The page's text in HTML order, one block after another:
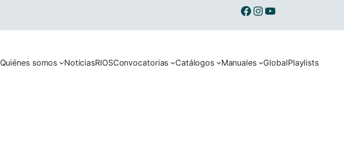
Quiénes somos NoticiasRIOSConvocatorias Catálogos Manuales GlobalPlaylists
Ibermusicas en Facebook
Ibermusicas en Instagram
Ibermusicas en Youtube